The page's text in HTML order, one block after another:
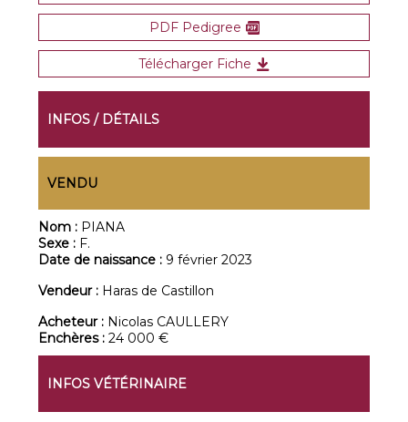
PDF Pedigree
Télécharger Fiche
INFOS / DÉTAILS
VENDU
Nom : PIANA
Sexe : F.
Date de naissance : 9 février 2023
Vendeur : Haras de Castillon
Acheteur : Nicolas CAULLERY
Enchères :24 000 €
INFOS VÉTÉRINAIRE